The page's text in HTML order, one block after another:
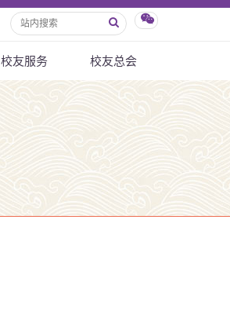
校友服务 校友总会